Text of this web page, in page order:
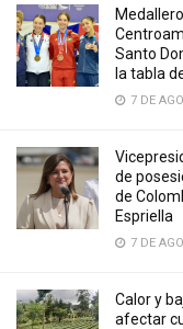
Santo
la tabla
7 DE
de
de
Espriella
7 DE
Calor y
afectar